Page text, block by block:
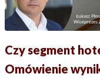
Czy segment
Omówienie